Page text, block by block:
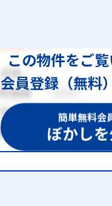
この物件をご
会員登録（無料
簡単無料会
ぼかしを